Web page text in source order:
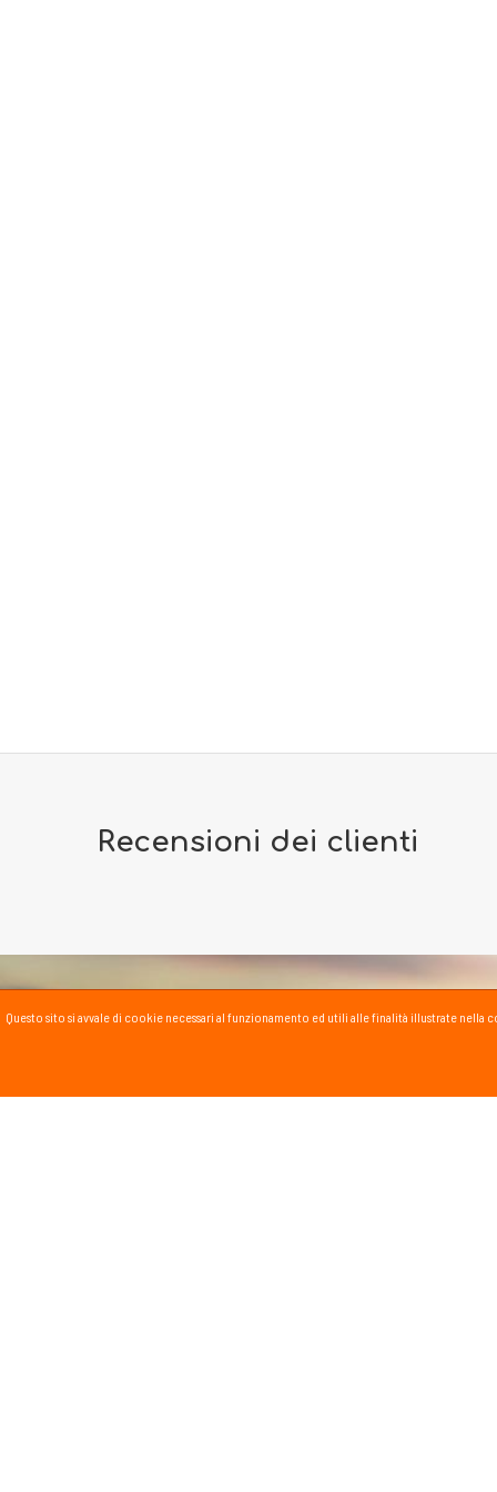
Recensioni dei clienti
Questo sito si avvale di cookie necessari al funzionamento ed utili alle finalità illustrate